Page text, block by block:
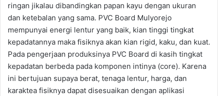
ringan jikalau dibandingkan papan kayu dengan ukuran
dan ketebalan yang sama. PVC Board Mulyorejo
mempunyai energi lentur yang baik, kian tinggi tingkat
kepadatannya maka fisiknya akan kian rigid, kaku, dan kuat.
Pada pengerjaan produksinya PVC Board di kasih tingkat
kepadatan berbeda pada komponen intinya (core). Karena
ini bertujuan supaya berat, tenaga lentur, harga, dan
karaktea fisiknya dapat disesuaikan dengan aplikasi